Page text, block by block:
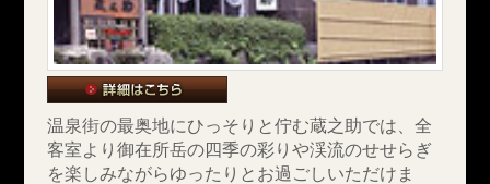
温泉街の最奥地にひっそりと佇む蔵之助では、全
客室より御在所岳の四季の彩りや渓流のせせらぎ
を楽しみながらゆったりとお過ごしいただけま